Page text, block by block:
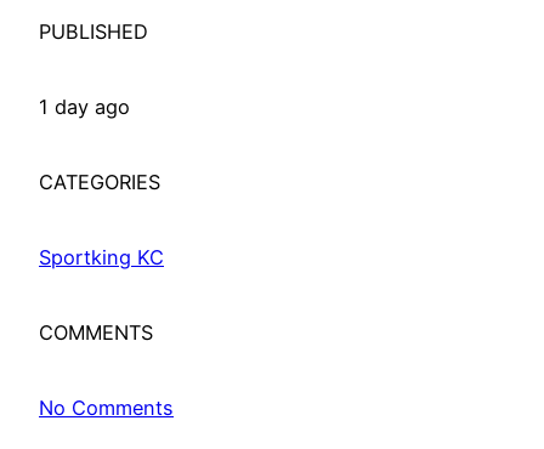
PUBLISHED
1 day ago
CATEGORIES
Sportking KC
COMMENTS
No Comments